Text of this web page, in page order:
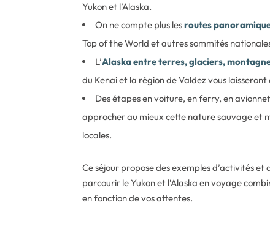
Yukon et l’Alaska.
On ne compte plus lesroutes
Top of the World et autres sommités
L’Alaska entre terres, glaciers,
du Kenai et la région de Valdez vous
Des étapes en voiture, en ferry, en
approcher au mieux cette nature sauvage et
locales.
Ce séjour propose des exemples d’activités et
parcourir le Yukon et l’Alaska en voyage
en fonction de vos attentes.